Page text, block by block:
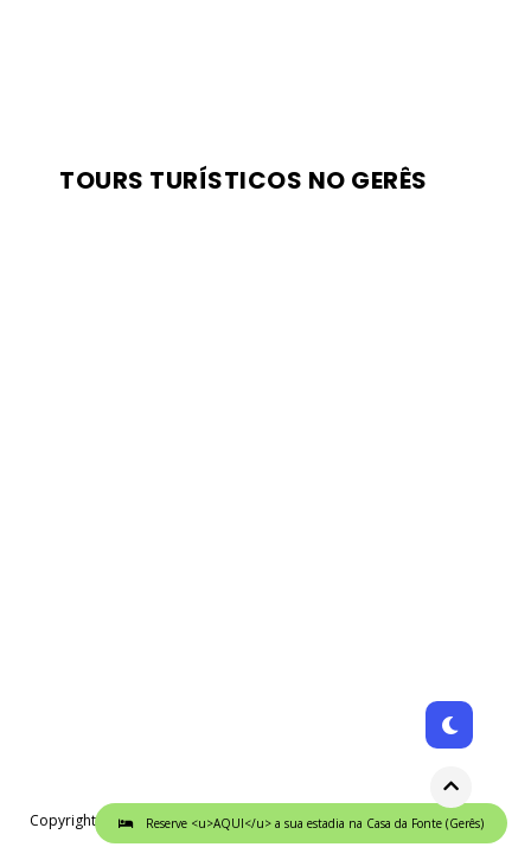
Reserve <u>AQUI</u> a sua estadia na Casa da Fonte (Gerês)
TOURS TURÍSTICOS NO GERÊS
Copyright © 2024. All Rights Reserved. Designed byVineThemes